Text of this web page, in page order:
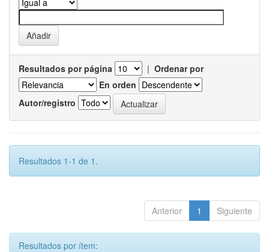
Resultados por página | Ordenar por
En orden
Autor/registro
Resultados 1-1 de 1.
Anterior 1 Siguiente
Resultados por ítem: